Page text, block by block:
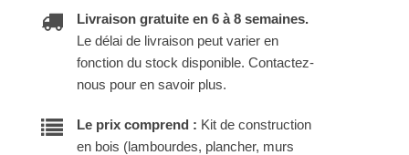
Livraison gratuite en 6 à 8 semaines.
Le délai de livraison peut varier en
fonction du stock disponible. Contactez-
nous pour en savoir plus.
Le prix comprend : Kit de construction
en bois (lambourdes, plancher, murs